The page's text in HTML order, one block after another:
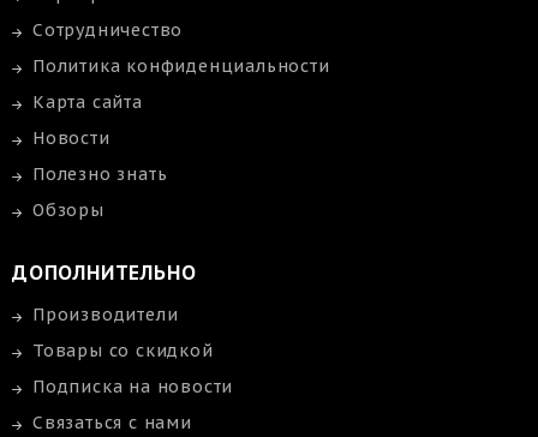
Сотрудничество
Политика конфиденциальности
Карта сайта
Новости
Полезно знать
Обзоры
ДОПОЛНИТЕЛЬНО
Производители
Товары со скидкой
Подписка на новости
Связаться с нами